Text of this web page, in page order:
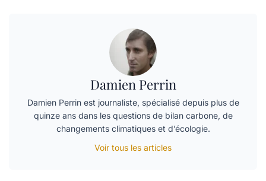
Damien Perrin
Damien Perrin est journaliste, spécialisé depuis plus de
quinze ans dans les questions de bilan carbone, de
changements climatiques et d’écologie.
Voir tous les articles